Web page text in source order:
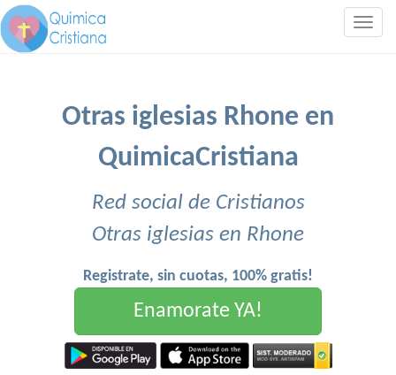
Otras iglesias Rhone en
QuimicaCristiana
Red social de Cristianos
Otras iglesias en Rhone
Registrate, sin cuotas, 100% gratis!
Enamorate YA!